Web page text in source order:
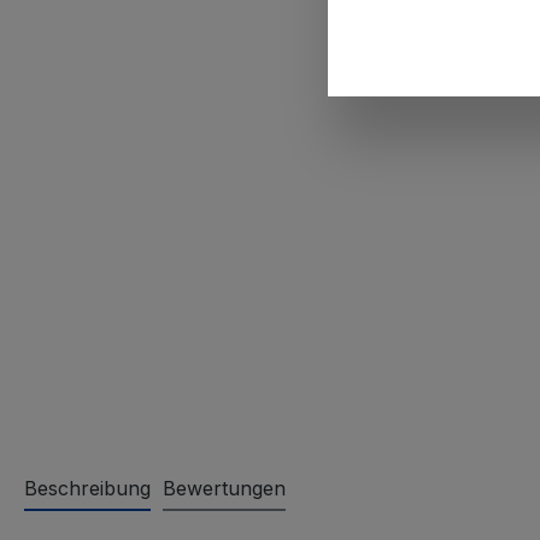
Beschreibung Bewertungen